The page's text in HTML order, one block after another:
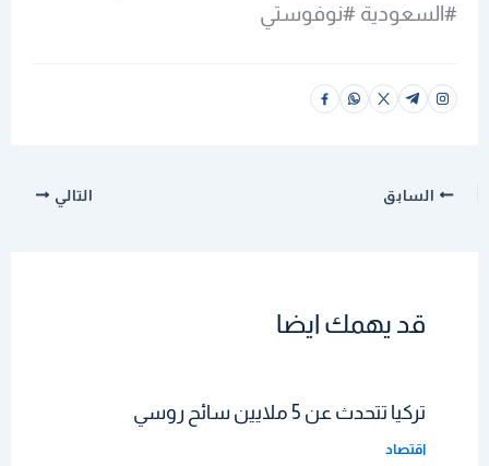
#السعودية #نوفوستي
السابق التالي
قد يهمك ايضا
تركيا تتحدث عن 5 ملايين سائح روسي
اقتصاد